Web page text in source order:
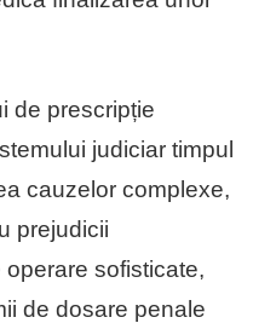
de prescripție
judiciar timpul
cauzelor complexe,
prejudicii
sofisticate,
de dosare penale